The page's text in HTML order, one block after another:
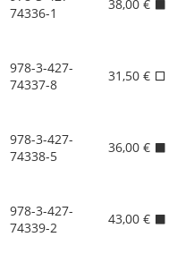
74336-1
38,00 €
978-3-427-
74337-8
31,50 €
978-3-427-
74338-5
36,00 €
978-3-427-
74339-2
43,00 €